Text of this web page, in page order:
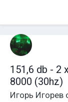
151,6 db - 2
8000 (30hz)
Игорь Игорев